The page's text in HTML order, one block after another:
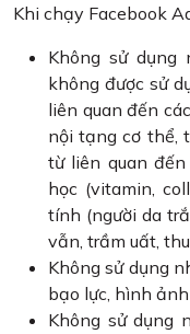
Khi chạy Facebook
Không sử dụng
không được sử
liên quan đến
nội tạng cơ thể,
từ liên quan
học (vitamin,
tính (người da
vẫn, trầm uất,
Không sử dụng
bạo lực, hình
Không sử dụng